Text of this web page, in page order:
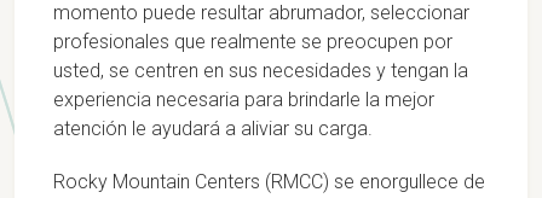
momento puede resultar abrumador, seleccionar
profesionales que realmente se preocupen por
usted, se centren en sus necesidades y tengan la
experiencia necesaria para brindarle la mejor
atención le ayudará a aliviar su carga.
Rocky Mountain Centers (RMCC) se enorgullece de